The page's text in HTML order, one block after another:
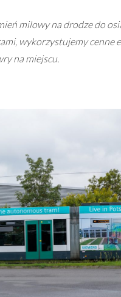
milowy na drodze do
wykorzystujemy
na miejscu.